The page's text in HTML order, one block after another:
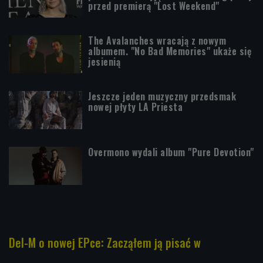
przed premierą "Lost Weekend"
The Avalanches wracają z nowym
albumem. "No Bad Memories" ukaże się
jesienią
Jeszcze jeden muzyczny przedsmak
nowej płyty LA Priesta
Overmono wydali album "Pure Devotion"
Del-M o nowej EPce: Zacząłem ją pisać w